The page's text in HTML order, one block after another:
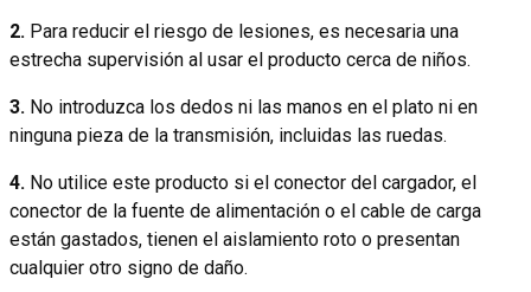
2. Para reducir el riesgo de lesiones, es necesaria una
estrecha supervisión al usar el producto cerca de niños.
3. No introduzca los dedos ni las manos en el plato ni en
ninguna pieza de la transmisión, incluidas las ruedas.
4. No utilice este producto si el conector del cargador, el
conector de la fuente de alimentación o el cable de carga
están gastados, tienen el aislamiento roto o presentan
cualquier otro signo de daño.